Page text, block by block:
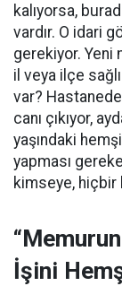
kalıyorsa,
vardır. O idari
gerekiyor. Yeni
il veya ilçe
var?
canı çıkıyor,
yaşındaki
yapması
kimseye, hiçbir
İşini